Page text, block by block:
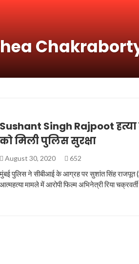
Sushant Singh Rajpoot हत्या
को मिली पुलिस सुरक्षा
August 30, 2020 652
मुंबई पुलिस ने सीबीआई के आग्रह पर सुशांत सिंह
आत्‍महत्‍या मामले में आरोपी फिल्‍म अभिनेत्री रिया